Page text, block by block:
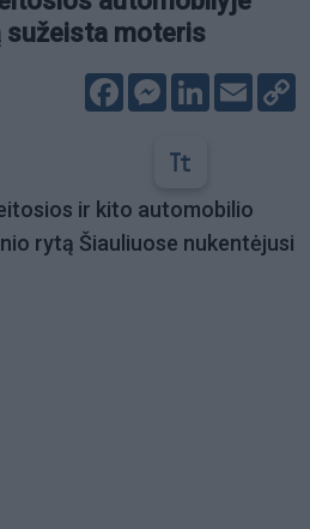
sužeista moteris
FacebookMessenger
LinkedIn
Email
ir kito automobilio
rytą Šiauliuose nukentėjusi